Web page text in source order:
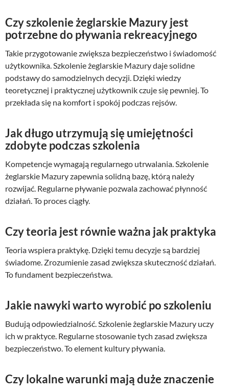
Czy szkolenie żeglarskie Mazury jest
potrzebne do pływania rekreacyjnego
Takie przygotowanie zwiększa bezpieczeństwo i świadomość
użytkownika. Szkolenie żeglarskie Mazury daje solidne
podstawy do samodzielnych decyzji. Dzięki wiedzy
teoretycznej i praktycznej użytkownik czuje się pewniej. To
przekłada się na komfort i spokój podczas rejsów.
Jak długo utrzymują się umiejętności
zdobyte podczas szkolenia
Kompetencje wymagają regularnego utrwalania. Szkolenie
żeglarskie Mazury zapewnia solidną bazę, którą należy
rozwijać. Regularne pływanie pozwala zachować płynność
działań. To proces ciągły.
Czy teoria jest równie ważna jak praktyka
Teoria wspiera praktykę. Dzięki temu decyzje są bardziej
świadome. Zrozumienie zasad zwiększa skuteczność działań.
To fundament bezpieczeństwa.
Jakie nawyki warto wyrobić po szkoleniu
Budują odpowiedzialność. Szkolenie żeglarskie Mazury uczy
ich w praktyce. Regularne stosowanie tych zasad zwiększa
bezpieczeństwo. To element kultury pływania.
Czy lokalne warunki mają duże znaczenie